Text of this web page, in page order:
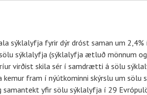
sýklalyfja fyrir dýr dróst saman um
sýklalyfja (sýklalyfja ætluð mönnum
virðist skila sér í samdrætti á sölu
fram í nýútkominni skýrslu um
samantekt yfir sölu sýklalyfja í 29